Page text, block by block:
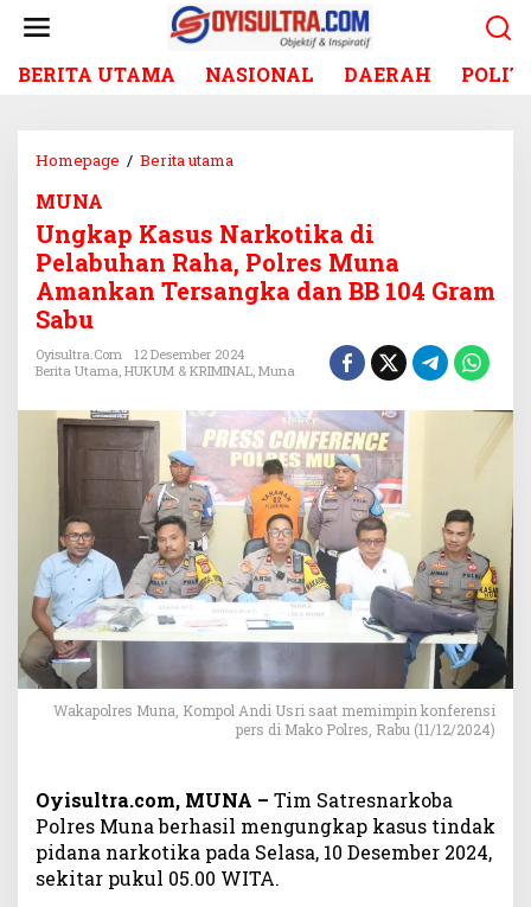
BERITA UTAMA NASIONAL DAERAH
Homepage / Berita utama
k
p
K
s
u
N
a
r
k
k
a
P
e
l
u
h
a
n
MUNA
Ungkap Kasus Narkotika di
Pelabuhan Raha, Polres Muna
Amankan Tersangka dan BB 104 Gram
Sabu
Oyisultra.com
12 Desember 2024
Berita Utama, HUKUM & KRIMINAL, Muna
Wakapolres Muna, Kompol Andi Usri saat memimpin konferensi
pers di Mako Polres, Rabu (11/12/2024)
Oyisultra.com, MUNA – Tim Satresnarkoba
Polres Muna berhasil mengungkap kasus tindak
pidana narkotika pada Selasa, 10 Desember 2024,
sekitar pukul 05.00 WITA.